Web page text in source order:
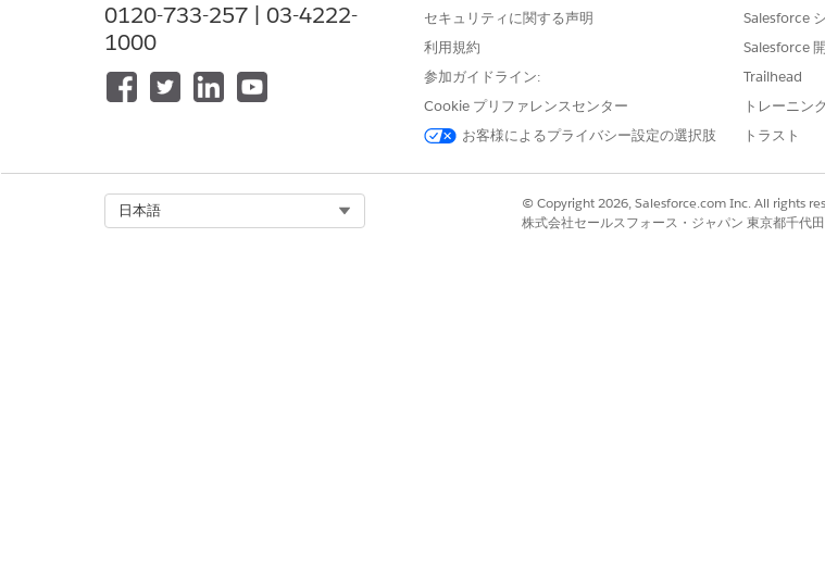
必要なユーザー権限
フローを有効化または無効化する 「フロ
[設定] の [クイック検索] ボックスに「フロー」と入力し、
を選択します
[Sync Processor Scheduler (同期プロセッサースケジューラー)] フローテンプレ
フローの表示ラベルと説明を入力します。
フローを保存して有効化します。
0120-733-257 | 03-4222-
1000
セキュリティに関する声明
利用規約
参加ガイドライン:
Cookie プリファレンスセンター
お客様によるプライバシー設定の選択肢
Salesforce
Salesforce
Trailhead
トレーニン
トラスト
日本語
© Copyright 2026, Salesforce.com Inc. All rights
株式会社セールスフォース・ジャパン 東京都千代